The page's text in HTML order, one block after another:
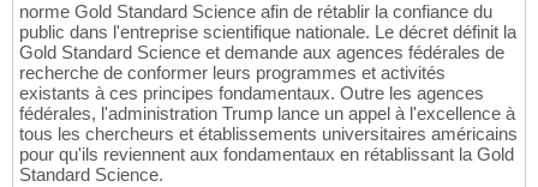
norme Gold Standard Science afin de rétablir la confiance du
public dans l'entreprise scientifique nationale. Le décret définit la
Gold Standard Science et demande aux agences fédérales de
recherche de conformer leurs programmes et activités
existants à ces principes fondamentaux. Outre les agences
fédérales, l'administration Trump lance un appel à l'excellence à
tous les chercheurs et établissements universitaires américains
pour qu'ils reviennent aux fondamentaux en rétablissant la Gold
Standard Science.